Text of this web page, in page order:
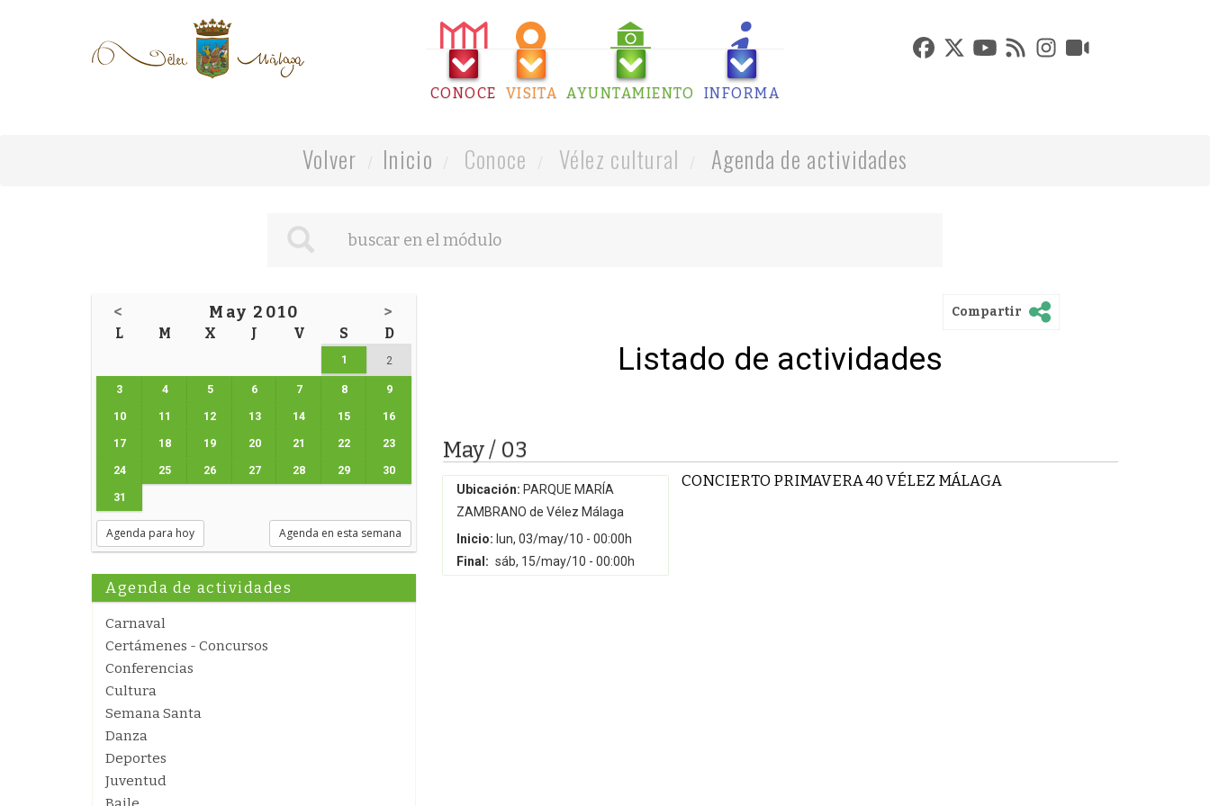
CONOCE VISITA AYUNTAMIENTO INFORMA
Volver Inicio Conoce Vélez cultural Agenda de actividades
< May 2010 >
L M X J V S D
1 2
3 4 5 6 7 8 9
10 11 12 13 14 15 16
17 18 19 20 21 22 23
24 25 26 27 28 29 30
31
Agenda para hoy Agenda en esta semana
Agenda de actividades
Carnaval
Certámenes - Concursos
Conferencias
Cultura
Semana Santa
Danza
Deportes
Juventud
Compartir
Listado de actividades
May / 03
Ubicación: PARQUE MARÍA
ZAMBRANO de Vélez Málaga
Inicio: lun, 03/may/10 - 00:00h
Final: sáb, 15/may/10 - 00:00h
CONCIERTO PRIMAVERA 40 VÉLEZ MÁLAGA